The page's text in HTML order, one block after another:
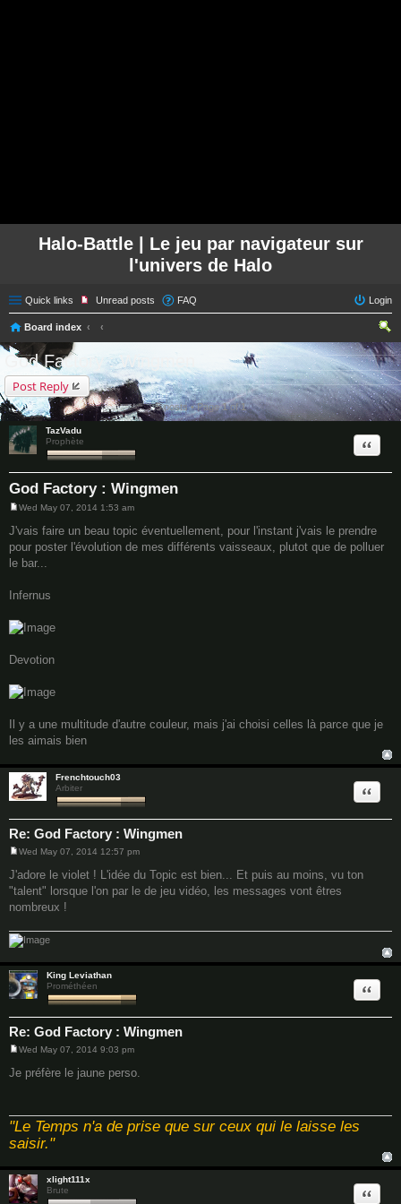
Halo-Battle | Le jeu par navigateur sur
l'univers de Halo
Quick links Unread posts FAQ Login
Board index
ear
ch
God Factory : Wingmen
Post Reply
5 posts • Page1of1
TazVadu
Prophète
God Factory : Wingmen
Quote
s
t
Wed May 07, 2014 1:53 am
J'vais faire un beau topic éventuellement, pour l'instant j'vais le prendre
pour poster l'évolution de mes différents vaisseaux, plutot que de polluer
le bar...
Infernus
Devotion
Il y a une multitude d'autre couleur, mais j'ai choisi celles là parce que je
les aimais bien
Frenchtouch03
Arbiter
Re: God Factory : Wingmen
Quote
s
t
Wed May 07, 2014 12:57 pm
J'adore le violet ! L'idée du Topic est bien... Et puis au moins, vu ton
"talent" lorsque l'on par le de jeu vidéo, les messages vont êtres
nombreux !
King Leviathan
Prométhéen
Re: God Factory : Wingmen
Quote
s
Wed May 07, 2014 9:03 pm
Je préfère le jaune perso.
"Le Temps n'a de prise que sur ceux qui le laisse les
saisir."
xlight111x
Brute
Quote